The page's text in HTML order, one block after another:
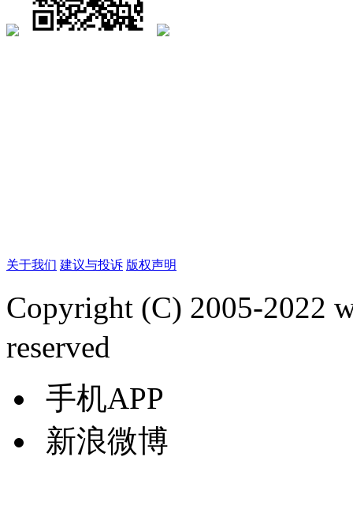
关于我们 建议与投诉 版权声明
Copyright (C) 2005-2022
reserved
手机APP
新浪微博